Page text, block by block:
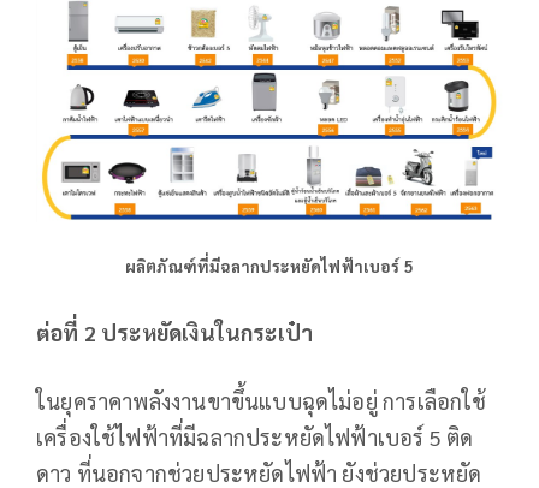
ผลิตภัณฑ์ที่มีฉลากประหยัดไฟฟ้าเบอร์ 5
ต่อที่ 2 ประหยัดเงินในกระเป๋า
ในยุคราคาพลังงานขาขึ้นแบบฉุดไม่อยู่ การเลือกใช้​
เครื่อง​ใช้​ไฟฟ้าที่มีฉลากประหยัดไฟฟ้า​เบอร์​ 5 ติด​
ดาว​ ที่นอกจากช่วยประหยัด​ไฟฟ้า ยังช่วยประหยัด